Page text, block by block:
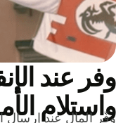
عند